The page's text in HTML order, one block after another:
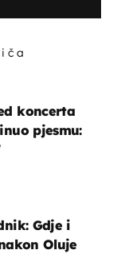
koncerta
pjesmu:
Gdje i
Oluje